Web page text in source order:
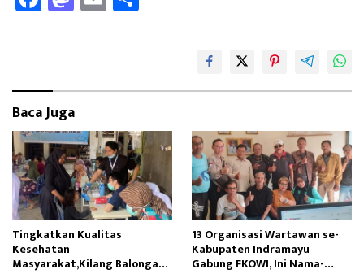
ce
k
as
o
n
m
Baca Juga
Tingkatkan Kualitas
Kesehatan
Masyarakat,Kilang Balongan
13 Organisasi Wartawan se-
Kabupaten Indramayu
Gabung FKOWI, Ini Nama-